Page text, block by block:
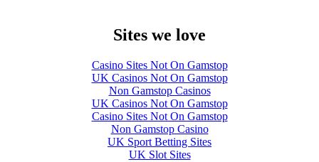
Sites we love
Casino Sites Not On Gamstop
UK Casinos Not On Gamstop
Non Gamstop Casinos
UK Casinos Not On Gamstop
Casino Sites Not On Gamstop
Non Gamstop Casino
UK Sport Betting Sites
UK Slot Sites